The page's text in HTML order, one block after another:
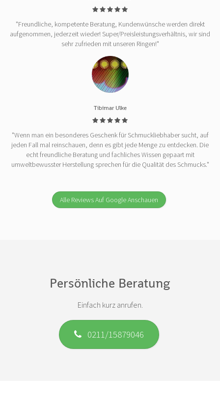
"Freundliche, kompetente Beratung, Kundenwünsche werden direkt
aufgenommen, jederzeit wieder! Super/Preisleistungsverhältnis, wir sind
sehr zufrieden mit unseren Ringen!"
Tibimar Ulke
"Wenn man ein besonderes Geschenk für Schmuckliebhaber sucht, auf
jeden Fall mal reinschauen, denn es gibt jede Menge zu entdecken. Die
echt freundliche Beratung und fachliches Wissen gepaart mit
umweltbewusster Herstellung sprechen für die Qualität des Schmucks."
Alle Reviews Auf Google Anschauen
Persönliche Beratung
Einfach kurz anrufen.
0211/15879046